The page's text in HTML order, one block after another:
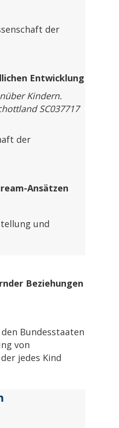
der
Entwicklung
Kindern.
SC037717
der
Ansätzen
und
Beziehungen
Bundesstaaten
von
jedes Kind